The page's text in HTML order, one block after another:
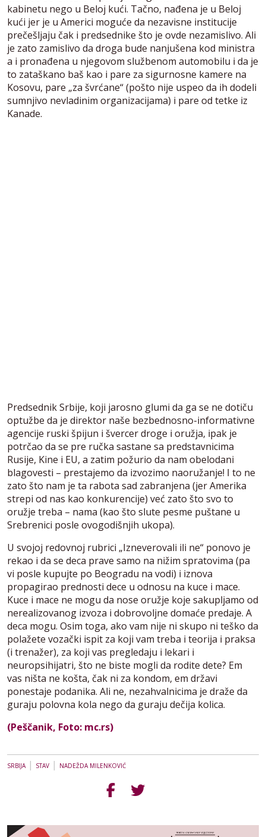
kabinetu nego u Beloj kući. Tačno, nađena je u Beloj
kući jer je u Americi moguće da nezavisne institucije
prečešljaju čak i predsednike što je ovde nezamislivo. Ali
je zato zamislivo da droga bude nanjušena kod ministra
a i pronađena u njegovom službenom automobilu i da je
to zataškano baš kao i pare za sigurnosne kamere na
Kosovu, pare „za švrćane“ (pošto nije uspeo da ih dodeli
sumnjivo nevladinim organizacijama) i pare od tetke iz
Kanade.
Predsednik Srbije, koji jarosno glumi da ga se ne dotiču
optužbe da je direktor naše bezbednosno-informativne
agencije ruski špijun i švercer droge i oružja, ipak je
potrčao da se pre ručka sastane sa predstavnicima
Rusije, Kine i EU, a zatim požurio da nam obelodani
blagovesti – prestajemo da izvozimo naoružanje! I to ne
zato što nam je ta rabota sad zabranjena (jer Amerika
strepi od nas kao konkurencije) već zato što svo to
oružje treba – nama (kao što slute pesme puštane u
Srebrenici posle ovogodišnjih ukopa).
U svojoj redovnoj rubrici „Izneverovali ili ne“ ponovo je
rekao i da se deca prave samo na nižim spratovima (pa
vi posle kupujte po Beogradu na vodi) i iznova
propagirao prednosti dece u odnosu na kuce i mace.
Kuce i mace ne mogu da nose oružje koje sakupljamo od
nerealizovanog izvoza i dobrovoljne domaće predaje. A
deca mogu. Osim toga, ako vam nije ni skupo ni teško da
polažete vozački ispit za koji vam treba i teorija i praksa
(i trenažer), za koji vas pregledaju i lekari i
neuropsihijatri, što ne biste mogli da rodite dete? Em
vas ništa ne košta, čak ni za kondom, em državi
ponestaje podanika. Ali ne, nezahvalnicima je draže da
guraju polovna kola nego da guraju dečija kolica.
(Peščanik, Foto: mc.rs)
SRBIJA| STAV | NADEŽDA MILENKOVIĆ